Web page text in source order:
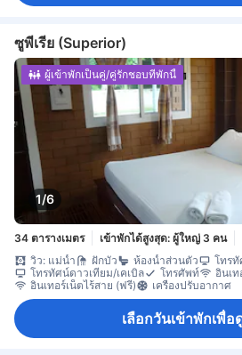
ซูพีเรีย (Superior)
1/6
ผู้เข้าพักเป็นคู่/คู่รักชอบที่พักนี้
34 ตารางเมตร เข้าพักได้สูงสุด: ผู้ใหญ่ 3 คน
วิว: แม่น้ำ
ฝักบัว ห้องน้ำส่วนตัว โทร
โทรทัศน์ดาวเทียม/เคเบิล
โทรศัพท์
อินเท
อินเทอร์เน็ตไร้สาย (ฟรี)
เครื่องปรับอากาศ
เลือกวันเข้าพักเพื่อ